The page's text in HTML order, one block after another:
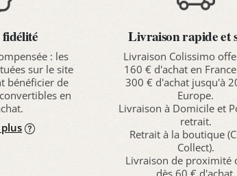
: les
sur le site
bénéficier de
en
Livraison rapide et
Livraison Colissimo
160 € d'achat en
300 € d'achat jusqu'à
Europe.
Livraison à Domicile et
retrait.
Retrait à la boutique
Collect).
Livraison de proximité